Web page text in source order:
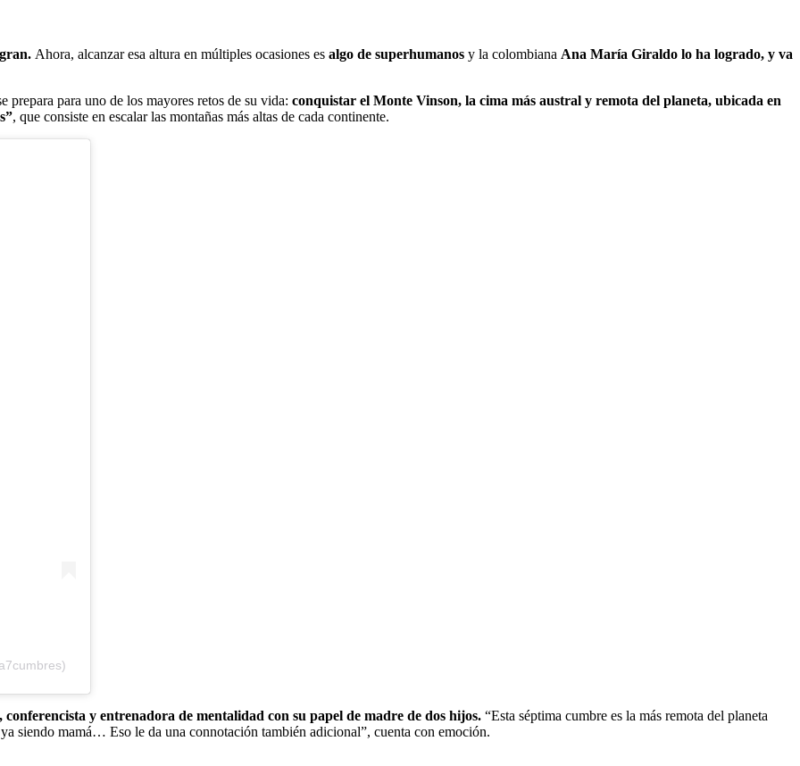
Ahora, alcanzar esa altura en múltiples ocasiones es algo de superhumanos y la colombiana Ana María Giraldo lo ha logrado, y va
prepara para uno de los mayores retos de su vida: conquistar el Monte Vinson, la cima más austral y remota del planeta, ubicada en
, que consiste en escalar las montañas más altas de cada continente.
y entrenadora de mentalidad con su papel de madre de dos hijos. “Esta séptima cumbre es la más remota del planeta
siendo mamá… Eso le da una connotación también adicional”, cuenta con emoción.